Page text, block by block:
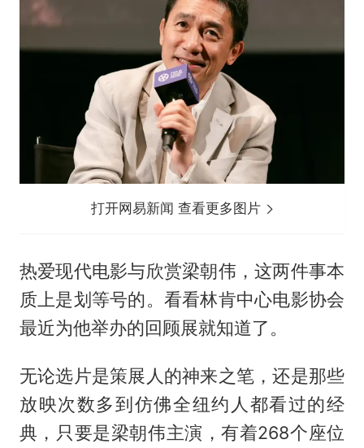
打开网易新闻 查看更多图片
热爱现代电影与欣赏梁朝伟 ，这两件事本
质上是划等号的。看看林肯中心电影协会
最近为他举办的回顾展就知道了。
无论选片是策展人的神来之笔，还是那些
放映次数多到仿佛全纽约人都看过的经
典，只要是梁朝伟主演，有着268个座位